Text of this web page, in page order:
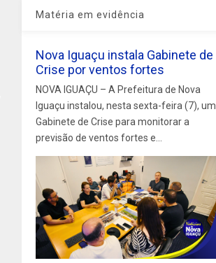
Matéria em evidência
Nova Iguaçu instala Gabinete de
Crise por ventos fortes
NOVA IGUAÇU – A Prefeitura de Nova
Iguaçu instalou, nesta sexta-feira (7), um
Gabinete de Crise para monitorar a
previsão de ventos fortes e...